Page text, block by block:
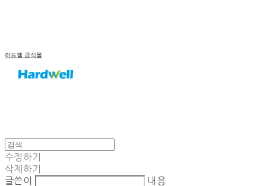
하드웰 공식몰
수정하기
삭제하기
글쓴이
내용